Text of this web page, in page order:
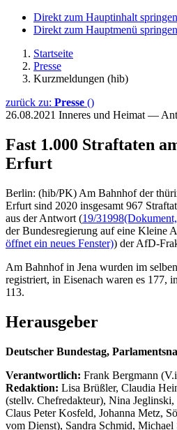
Direkt zum Hauptinhalt springen
Direkt zum Hauptmenü springen
Startseite
Presse
Kurzmeldungen (hib)
zurück zu: Presse ()
26.08.2021 Inneres und Heimat —
Fast 1.000 Straftaten
Erfurt
Berlin: (hib/PK) Am Bahnhof der
Erfurt sind 2020 insgesamt 967
aus der Antwort (19/31998
der Bundesregierung auf eine Kleine
öffnet ein neues Fenster)) der AfD-
Am Bahnhof in Jena wurden im
registriert, in Eisenach waren es 177,
113.
Herausgeber
Deutscher Bundestag,
Verantwortlich: Frank Bergmann
Redaktion: Lisa Brüßler, Claudia
(stellv. Chefredakteur), Nina Jeglinski,
Claus Peter Kosfeld, Johanna Metz,
vom Dienst), Sandra Schmid,